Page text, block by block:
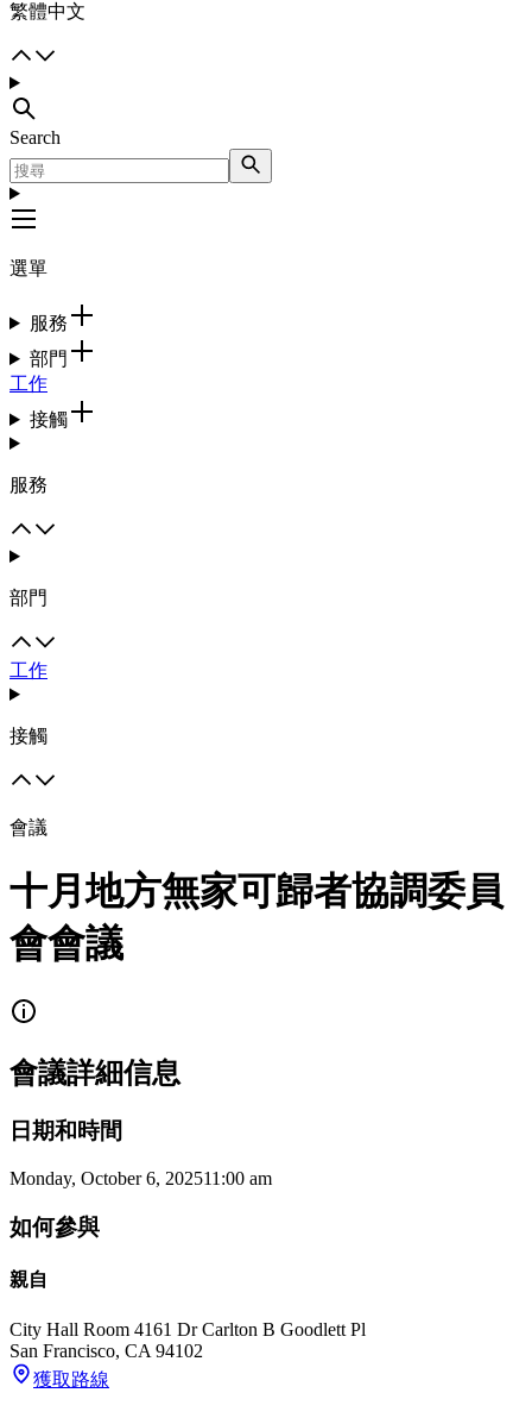
繁體中文
Search
選單
服務
部門
工作
接觸
服務
部門
工作
接觸
會議
十月地方無家可歸者協調委員
會會議
會議詳細信息
日期和時間
Monday, October 6, 202511:00 am
如何參與
親自
City Hall Room 4161 Dr Carlton B Goodlett Pl
San Francisco, CA 94102
獲取路線